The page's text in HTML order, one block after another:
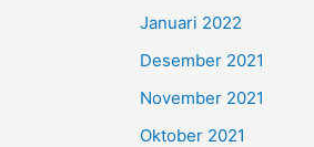
Januari 2022
Desember 2021
November 2021
Oktober 2021